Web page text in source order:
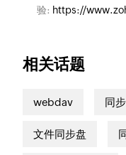
验: https://
相关话题
webdav 同
文件同步盘